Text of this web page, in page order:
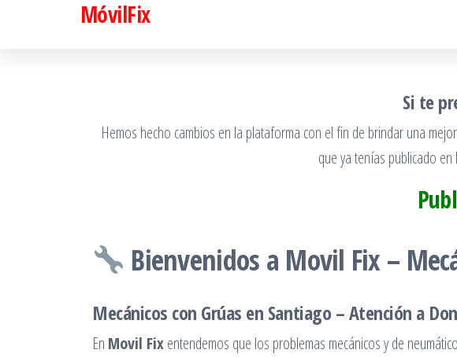
MóvilFix
Si te
Hemos hecho cambios en la plataforma con el fin de brindar una
que ya tenías publicado
Bienvenidos a Movil Fix –
Mecánicos con Grúas en Santiago – Atención a
En Movil Fixentendemos que los problemas mecánicos y de